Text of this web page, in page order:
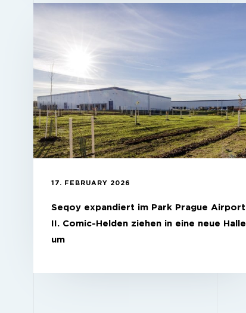
17. FEBRUARY 2026
Seqoy expandiert im Park Prague Airport
II. Comic-Helden ziehen in eine neue Halle
um